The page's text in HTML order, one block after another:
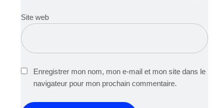
Site web
Enregistrer mon nom, mon e-mail et mon site dans le
navigateur pour mon prochain commentaire.